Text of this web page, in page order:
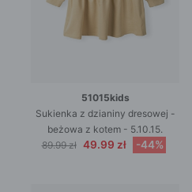
51015kids
Sukienka z dzianiny dresowej -
beżowa z kotem - 5.10.15.
89.99 zł 49.99 zł -44%